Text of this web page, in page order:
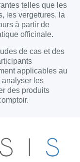
telles que les
les vergetures, la
à partir de
officinale.
de cas et des
applicables au
analyser les
des produits